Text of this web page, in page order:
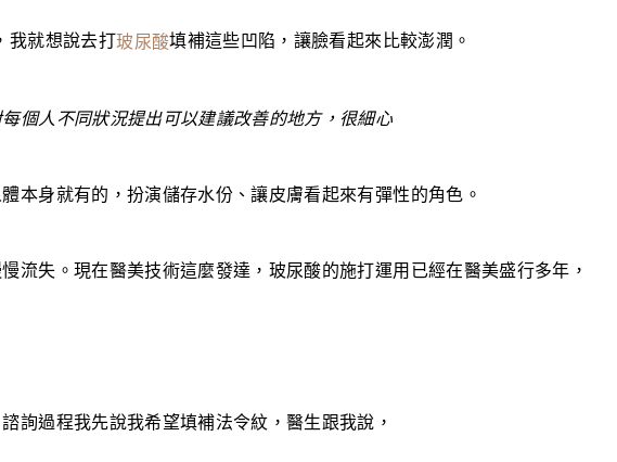
我就想說去打玻尿酸填補這些凹陷，讓臉看起來比較澎潤。
本身就有的，扮演儲存水份、讓皮膚看起來有彈性的角色。
流失。現在醫美技術這麼發達，玻尿酸的施打運用已經在醫美盛行多年，
詢過程我先說我希望填補法令紋，醫生跟我說，